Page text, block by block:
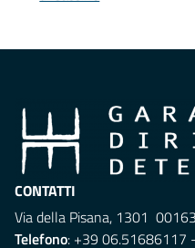
CONTATTI
Via della Pisana, 1301
Telefono: +39 06.51686117